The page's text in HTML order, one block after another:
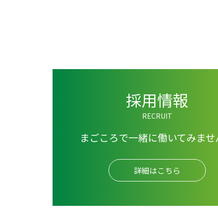
採用情報
RECRUIT
まごころで一緒に働いてみま
詳細はこちら